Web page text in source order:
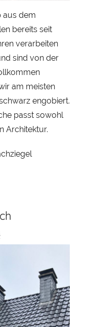
aus dem
bereits seit
verarbeiten
sind von der
am meisten
engobiert.
passt sowohl
Architektur.
o
e
b
a